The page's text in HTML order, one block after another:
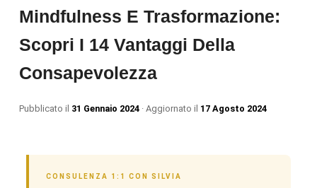
Mindfulness E Trasformazione:
Scopri I 14 Vantaggi Della
Consapevolezza
Pubblicato il 31 Gennaio 2024· Aggiornato il 17 Agosto 2024
CONSULENZA 1:1 CON SILVIA